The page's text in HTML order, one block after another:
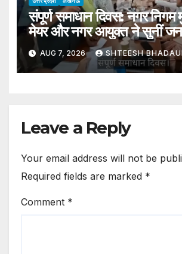
संपूर्ण समाधान दिवस: नगर निगम
मेयर और नगर आयुक्त ने सुनीं
AUG 7, 2026 SHTEESH
Leave a Reply
Your email address will not be
Required fields are marked *
Comment *